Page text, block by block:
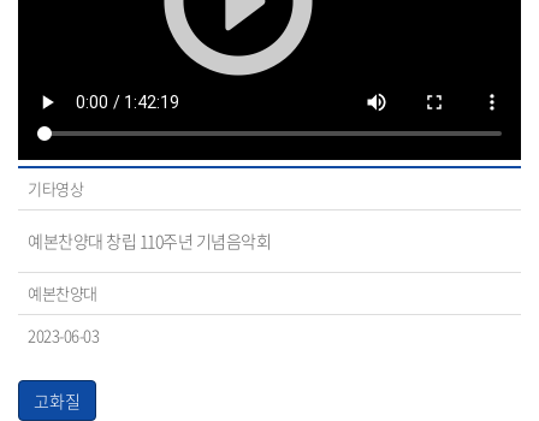
기타영상
예본찬양대 창립 110주년 기념음악회
예본찬양대
2023-06-03